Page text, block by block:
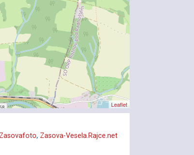
Leaflet
, Zasova-Vesela.Rajce.net